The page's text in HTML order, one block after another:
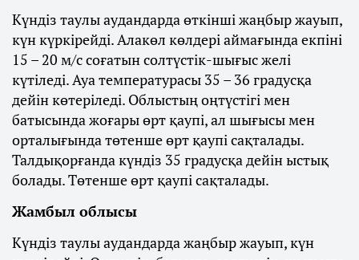
Күндіз таулы аудандарда өткінші жаңбыр жауып,
күн күркірейді. Алакөл көлдері аймағында екпіні
15 – 20 м/с соғатын солтүстік-шығыс желі
күтіледі. Ауа температурасы 35 – 36 градусқа
дейін көтеріледі. Облыстың оңтүстігі мен
батысында жоғары өрт қаупі, ал шығысы мен
орталығында төтенше өрт қаупі сақталады.
Талдықорғанда күндіз 35 градусқа дейін ыстық
болады. Төтенше өрт қаупі сақталады.
Жамбыл облысы
Күндіз таулы аудандарда жаңбыр жауып, күн